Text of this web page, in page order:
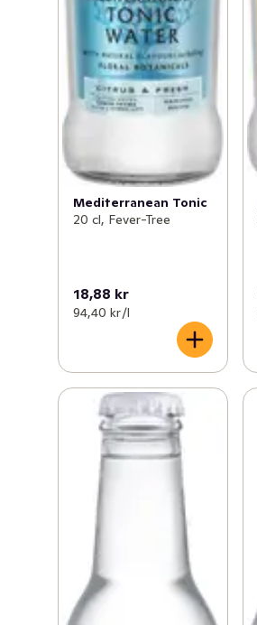
Mediterranean Tonic
20 cl, Fever-Tree
18,88 kr
94,40 kr /l